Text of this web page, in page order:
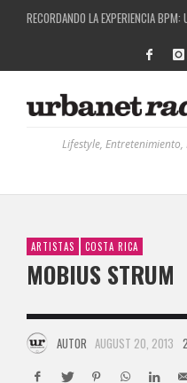
COSTA RICA Y EL BPM
RUTAS NATURBANAS: EL
LA HISTORIA DETRÁS DE LA
Lifestyle, Entretenimiento,
ARTISTAS COSTA RICA
MOBIUS STRUM
AUTOR AUGUST 20, 2013